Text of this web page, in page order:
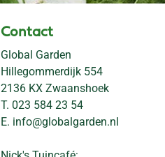
Contact
Global Garden
Hillegommerdijk 554
2136 KX Zwaanshoek
T. 023 584 23 54
E. info@globalgarden.nl